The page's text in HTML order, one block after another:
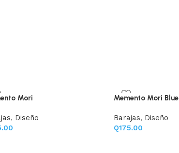
Mori
, Diseño
Memento Mori Blue
Barajas, Diseño
Q175.00